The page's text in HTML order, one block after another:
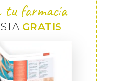
tu farmacia
GRATIS